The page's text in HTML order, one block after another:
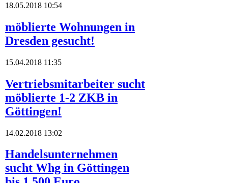
18.05.2018 10:54
möblierte Wohnungen in
Dresden gesucht!
15.04.2018 11:35
Vertriebsmitarbeiter sucht
möblierte 1-2 ZKB in
Göttingen!
14.02.2018 13:02
Handelsunternehmen
sucht Whg in Göttingen